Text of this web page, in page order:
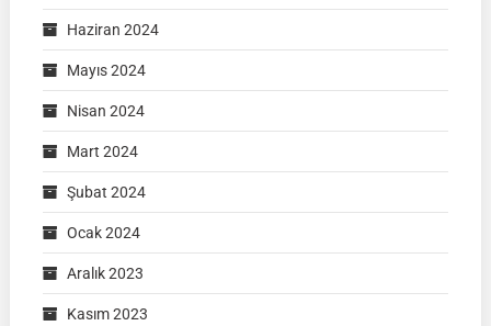
Haziran 2024
Mayıs 2024
Nisan 2024
Mart 2024
Şubat 2024
Ocak 2024
Aralık 2023
Kasım 2023